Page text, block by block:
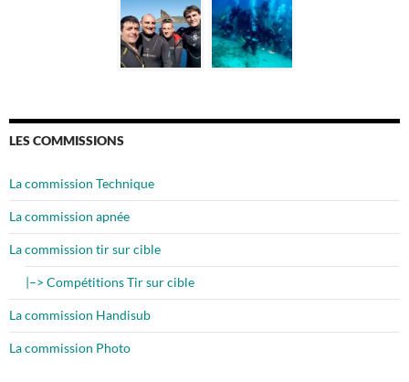
LES COMMISSIONS
La commission Technique
La commission apnée
La commission tir sur cible
|–> Compétitions Tir sur cible
La commission Handisub
La commission Photo